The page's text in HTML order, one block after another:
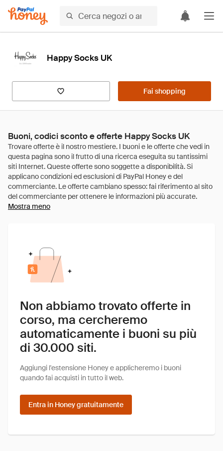
Happy Socks UK
Fai shopping
Buoni, codici sconto e offerte Happy Socks UK
Mostra meno
Non abbiamo trovato offerte in
corso, ma cercheremo
automaticamente i buoni su più
di 30.000 siti.
Aggiungi l'estensione Honey e applicheremo i buoni
quando fai acquisti in tutto il web.
Entra in Honey gratuitamente